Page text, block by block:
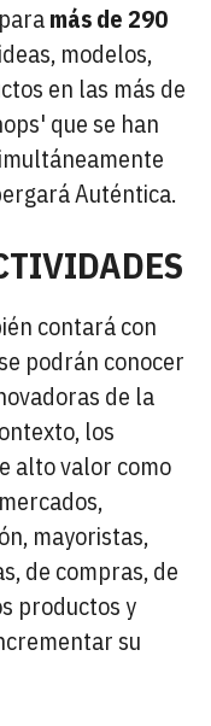
más de 290
modelos,
en las más de
que se han
Auténtica.
contará con
podrán conocer
de la
los
alto valor como
mayoristas,
de compras, de
productos y
su